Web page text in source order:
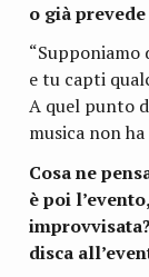
o già
“Sup­po­niamo
e tu capti
A quel punto
musica non
Cosa ne
è poi
di­sca